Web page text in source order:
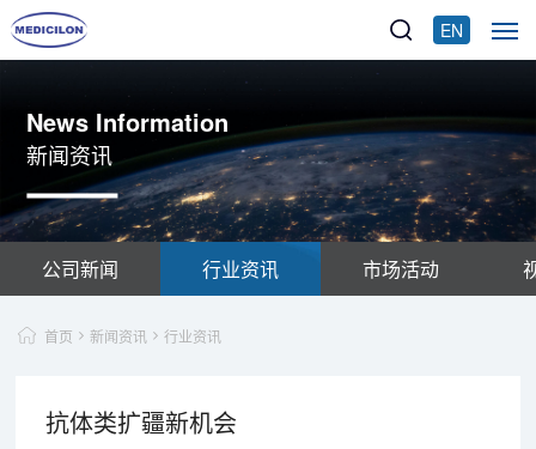
EN
News Information
新闻资讯
公司新闻 行业资讯 市场活动
首页 新闻资讯 行业资讯
抗体类扩疆新机会